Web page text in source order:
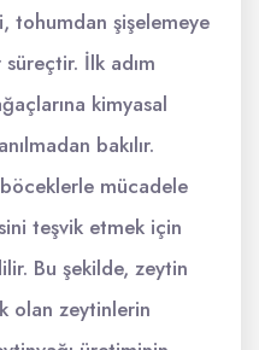
tohumdan şişelemeye
İlk adım
kimyasal
bakılır.
mücadele
teşvik etmek için
Bu şekilde, zeytin
olan zeytinlerin